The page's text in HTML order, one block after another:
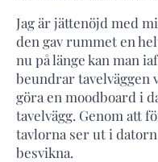
Jag är jättenöjd med
den gav rummet en
nu på länge kan man
beundrar tavelväggen
göra en moodboard i
tavelvägg. Genom att
tavlorna ser ut i
besvikna.